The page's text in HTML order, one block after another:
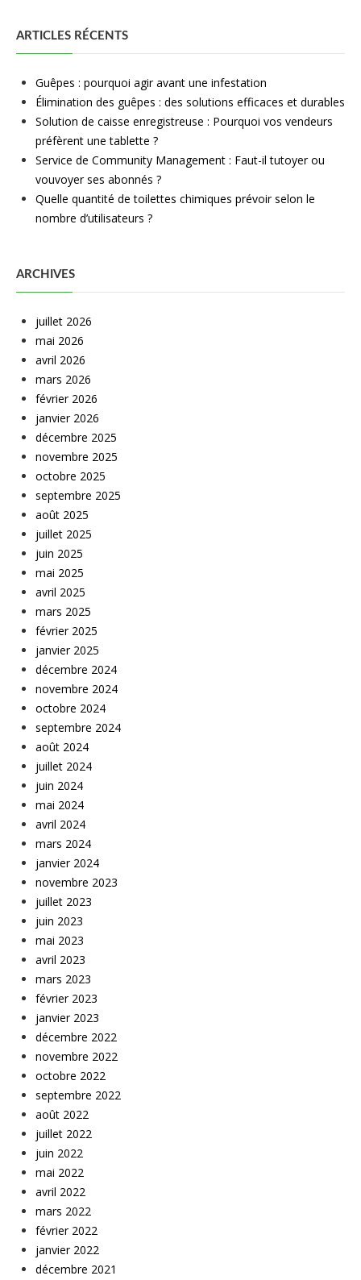
ARTICLES RÉCENTS
Guêpes : pourquoi agir avant une infestation
Élimination des guêpes : des solutions efficaces et durables
Solution de caisse enregistreuse : Pourquoi vos vendeurs
préfèrent une tablette ?
Service de Community Management : Faut-il tutoyer ou
vouvoyer ses abonnés ?
Quelle quantité de toilettes chimiques prévoir selon le
nombre d’utilisateurs ?
ARCHIVES
juillet 2026
mai 2026
avril 2026
mars 2026
février 2026
janvier 2026
décembre 2025
novembre 2025
octobre 2025
septembre 2025
août 2025
juillet 2025
juin 2025
mai 2025
avril 2025
mars 2025
février 2025
janvier 2025
décembre 2024
novembre 2024
octobre 2024
septembre 2024
août 2024
juillet 2024
juin 2024
mai 2024
avril 2024
mars 2024
janvier 2024
novembre 2023
juillet 2023
juin 2023
mai 2023
avril 2023
mars 2023
février 2023
janvier 2023
décembre 2022
novembre 2022
octobre 2022
septembre 2022
août 2022
juillet 2022
juin 2022
mai 2022
avril 2022
mars 2022
février 2022
janvier 2022
décembre 2021